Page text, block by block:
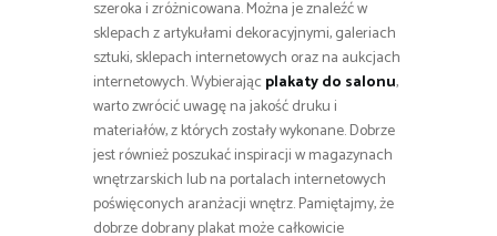
szeroka i zróżnicowana. Można je znaleźć w
sklepach z artykułami dekoracyjnymi, galeriach
sztuki, sklepach internetowych oraz na aukcjach
internetowych. Wybierając plakaty do salonu,
warto zwrócić uwagę na jakość druku i
materiałów, z których zostały wykonane. Dobrze
jest również poszukać inspiracji w magazynach
wnętrzarskich lub na portalach internetowych
poświęconych aranżacji wnętrz. Pamiętajmy, że
dobrze dobrany plakat może całkowicie